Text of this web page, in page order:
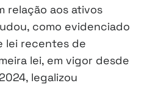
relação aos ativos
como evidenciado
lei recentes de
lei, em vigor desde
legalizou